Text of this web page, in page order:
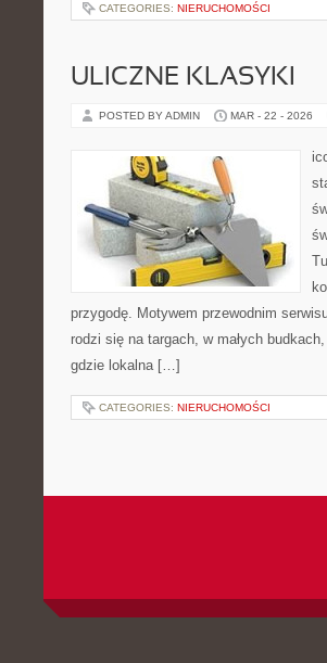
CATEGORIES: NIERUCHOMOŚCI
ULICZNE KLASYKI
POSTED BY ADMIN MAR - 22 - 2026
przygodę. Motywem przewodnim
rodzi się na targach, w małych
gdzie lokalna […]
CATEGORIES: NIERUCHOMOŚCI